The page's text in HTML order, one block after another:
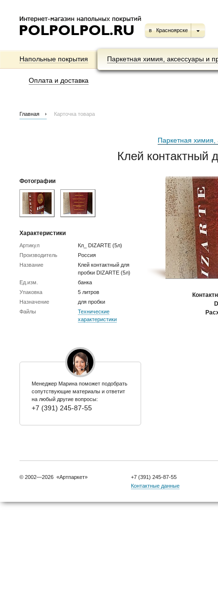
в Красноярске
Напольные покрытия Паркетная химия, аксессуары и
Оплата и доставка
Главная Карточка товара
Паркетная химия,
Клей контактный
Фотографии
Характеристики
Артикул
Кл_ DIZARTE (5л)
Производитель
Россия
Название
Клей контактный для
пробки DIZARTE (5л)
Ед.изм.
банка
Упаковка
5 литров
Назначение
для пробки
Файлы
Технические
характеристики
Менеджер Марина поможет подобрать
сопутствующие материалы и ответит
на любый другие вопросы:
+7 (391) 245-87-55
© 2002—2026 «Артпаркет»
+7 (391) 245-87-55
Контактные данные